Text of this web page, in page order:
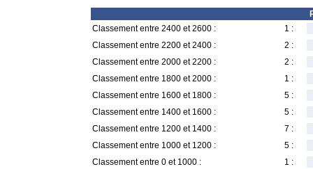
Classement entre 2400 et 2600 :
1 :
Classement entre 2200 et 2400 :
2 :
Classement entre 2000 et 2200 :
2 :
Classement entre 1800 et 2000 :
1 :
Classement entre 1600 et 1800 :
5 :
Classement entre 1400 et 1600 :
5 :
Classement entre 1200 et 1400 :
7 :
Classement entre 1000 et 1200 :
5 :
Classement entre 0 et 1000 :
1 :